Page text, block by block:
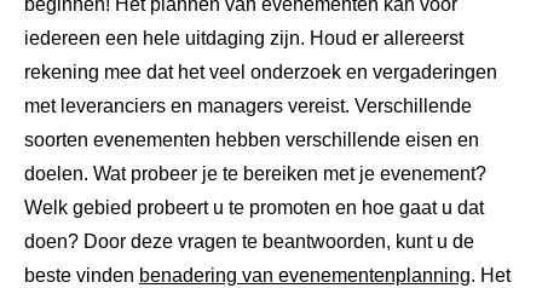
beginnen! Het plannen van evenementen kan voor
iedereen een hele uitdaging zijn. Houd er allereerst
rekening mee dat het veel onderzoek en vergaderingen
met leveranciers en managers vereist. Verschillende
soorten evenementen hebben verschillende eisen en
doelen. Wat probeer je te bereiken met je evenement?
Welk gebied probeert u te promoten en hoe gaat u dat
doen? Door deze vragen te beantwoorden, kunt u de
beste vinden benadering van evenementenplanning. Het